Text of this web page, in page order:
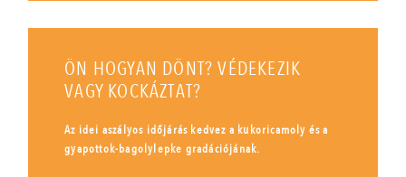
ÖN HOGYAN DÖNT? VÉDEKEZIK
VAGY KOCKÁZTAT?
Az idei aszályos időjárás kedvez a kukoricamoly és a
gyapottok-bagolylepke gradációjának.